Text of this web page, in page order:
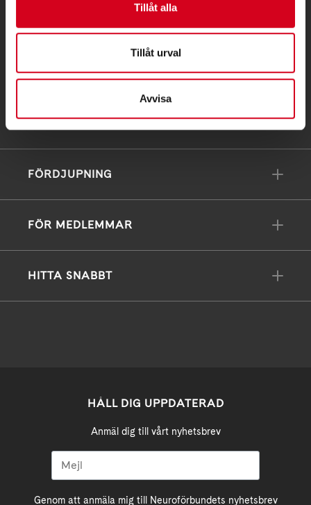
Tillåt alla
Tillåt urval
Avvisa
PG 90 10 07-5 | BG 901-0075 | Swishgåva 90 100
75 | Organisationsnummer 802002-3605
FÖRDJUPNING
FÖR MEDLEMMAR
HITTA SNABBT
HÅLL DIG UPPDATERAD
Anmäl dig till vårt nyhetsbrev
Genom att anmäla mig till Neuroförbundets nyhetsbrev